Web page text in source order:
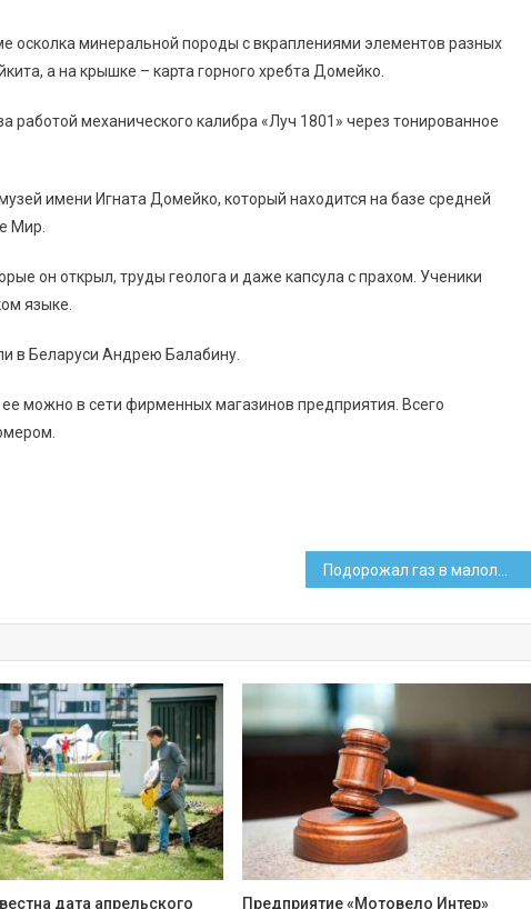
осколка минеральной породы с вкраплениями элементов разных
а на крышке – карта горного хребта Домейко.
работой механического калибра «Луч 1801» через тонированное
имени Игната Домейко, который находится на базе средней
Мир.
он открыл, труды геолога и даже капсула с прахом. Ученики
языке.
в Беларуси Андрею Балабину.
можно в сети фирменных магазинов предприятия. Всего
дата апрельского Предприятие «Мотовело Интер»